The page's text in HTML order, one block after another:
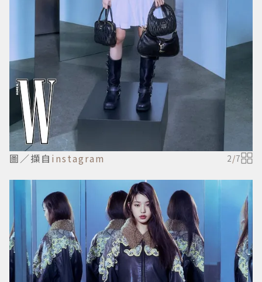
圖／擷自 instagram 2/7